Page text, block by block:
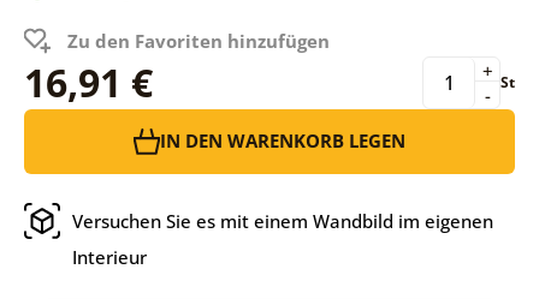
Zu den Favoriten hinzufügen
16,91 € -
+ St
IN DEN WARENKORB LEGEN
Versuchen Sie es mit einem Wandbild im eigenen
Interieur